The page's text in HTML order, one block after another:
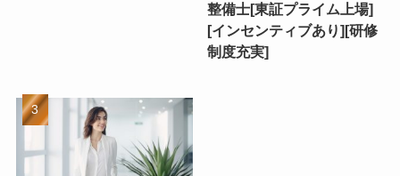
整備士[東証プライム上場]
[インセンティブあり][研修
制度充実]